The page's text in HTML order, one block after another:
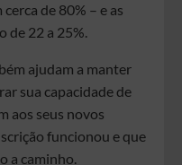
de 80% – e as
de 22 a 25%.
ajudam a manter
sua capacidade de
aos seus novos
funcionou e que
a caminho.